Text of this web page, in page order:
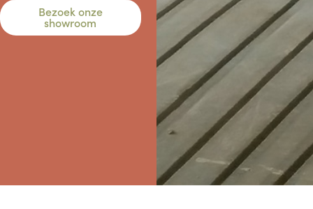
Bezoek onze
showroom